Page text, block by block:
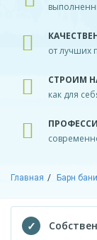
от лучших
СТРОИМ
как для
Главная Барн бани